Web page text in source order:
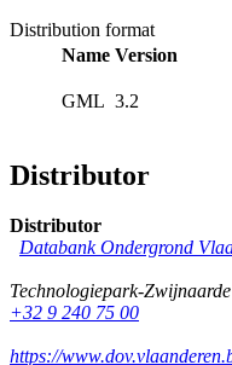
Distribution format
Name Version
GML 3.2
Distributor
Distributor
Databank Ondergrond
Technologiepark-
+32 9 240 75 00
https://